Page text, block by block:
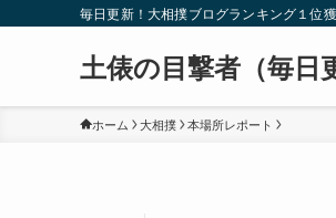
毎日更新！大相撲ブログランキング１位
土俵の目撃者（毎日
ホーム 大相撲 本場所レポート